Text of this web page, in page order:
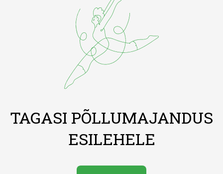
TAGASI PÕLLUMAJANDUS
ESILEHELE